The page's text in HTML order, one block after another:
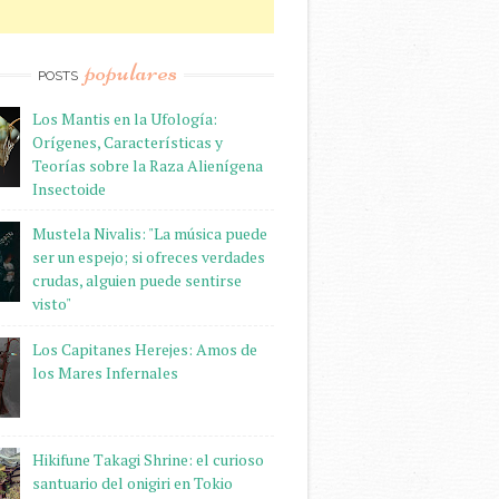
POSTS populares
Los Mantis en la Ufología:
Orígenes, Características y
Teorías sobre la Raza Alienígena
Insectoide
Mustela Nivalis: "La música puede
ser un espejo; si ofreces verdades
crudas, alguien puede sentirse
visto"
Los Capitanes Herejes: Amos de
los Mares Infernales
Hikifune Takagi Shrine: el curioso
santuario del onigiri en Tokio